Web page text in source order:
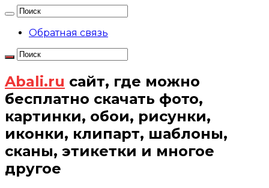
Обратная связь
Abali.ru сайт, где можно
бесплатно скачать фото,
картинки, обои, рисунки,
иконки, клипарт, шаблоны,
сканы, этикетки и многое
другое